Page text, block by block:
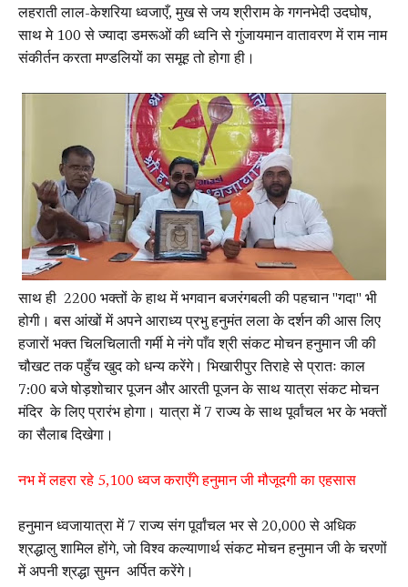
लहराती लाल-केशरिया ध्वजाएँ, मुख से जय श्रीराम के गगनभेदी उदघोष,
साथ मे 100 से ज्यादा डमरूओं की ध्वनि से गुंजायमान वातावरण में राम नाम
संकीर्तन करता मण्डलियों का समूह तो होगा ही।
साथ ही 2200 भक्तों के हाथ में भगवान बजरंगबली की पहचान "गदा" भी
होगी। बस आंखों में अपने आराध्य प्रभु हनुमंत लला के दर्शन की आस लिए
हजारों भक्त चिलचिलाती गर्मी मे नंगे पाँव श्री संकट मोचन हनुमान जी की
चौखट तक पहुँच खुद को धन्य करेंगे। भिखारीपुर तिराहे से प्रातः काल
7:00 बजे षोड़शोचार पूजन और आरती पूजन के साथ यात्रा संकट मोचन
मंदिर के लिए प्रारंभ होगा। यात्रा में 7 राज्य के साथ पूर्वांचल भर के भक्तों
का सैलाब दिखेगा।
नभ में लहरा रहे 5,100 ध्वज कराएँगे हनुमान जी मौजूदगी का एहसास
हनुमान ध्वजायात्रा में 7 राज्य संग पूर्वांचल भर से 20,000 से अधिक
श्रद्धालु शामिल होंगे, जो विश्व कल्याणार्थ संकट मोचन हनुमान जी के चरणों
में अपनी श्रद्धा सुमन अर्पित करेंगे।